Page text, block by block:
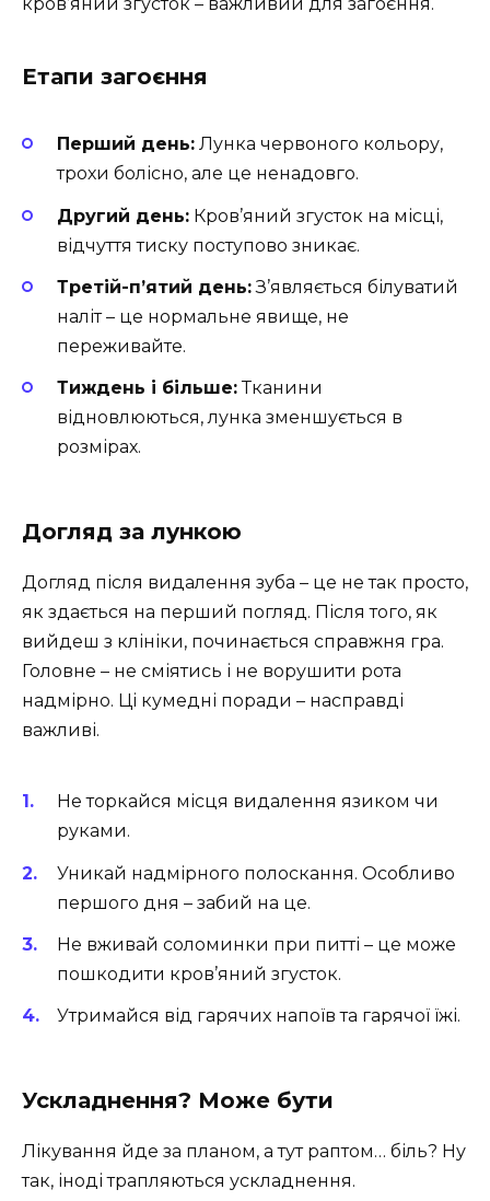
Етапи загоєння
Перший день: Лунка червоного кольору,
трохи болісно, але це ненадовго.
Другий день: Кров’яний згусток на місці,
відчуття тиску поступово зникає.
Третій-п’ятий день:З’являється білуватий
наліт – це нормальне явище, не
переживайте.
Тиждень і більше:Тканини
відновлюються, лунка зменшується в
розмірах.
Догляд за лункою
Догляд після видалення зуба – це не так просто,
як здається на перший погляд. Після того, як
вийдеш з клініки, починається справжня гра.
Головне – не сміятись і не ворушити рота
надмірно. Ці кумедні поради – насправді
важливі.
Не торкайся місця видалення язиком чи
руками.
Уникай надмірного полоскання. Особливо
першого дня – забий на це.
Не вживай соломинки при питті – це може
пошкодити кров’яний згусток.
Утримайся від гарячих напоїв та гарячої їжі.
Ускладнення? Може бути
Лікування йде за планом, а тут раптом… біль? Ну
так, іноді трапляються ускладнення.